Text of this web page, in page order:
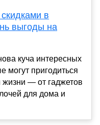
в
выгоды на
куча интересных
могут пригодиться
жизни — от гаджетов
для дома и